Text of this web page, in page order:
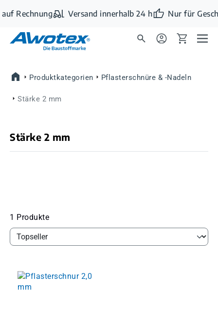
Zum Hauptinhalt springen
Rechnung Versand innerhalb 24 h Nur für
Produktkategorien Pflasterschnüre & -Nadeln
Stärke 2 mm
Stärke 2 mm
1 Produkte